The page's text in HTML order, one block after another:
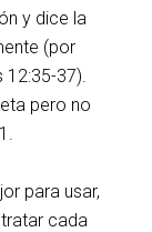
y dice la
(por
12:35-37).
pero no
para usar,
cada